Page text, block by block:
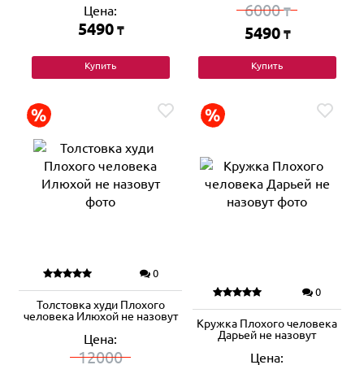
Цена:
5490 ₸
Купить
6000₸
5490 ₸
Купить
0
Толстовка худи Плохого
человека Илюхой не назовут
Цена:
12000
0
Кружка Плохого человека
Дарьей не назовут
Цена: